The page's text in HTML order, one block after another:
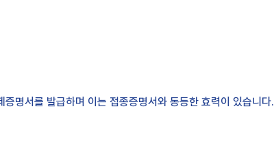
명서를 발급하며 이는 접종증명서와 동등한 효력이 있습니다.